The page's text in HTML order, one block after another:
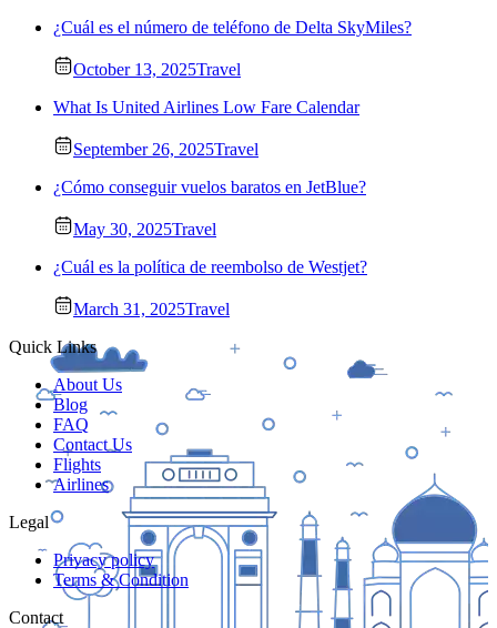
¿Cuál es el número de teléfono de Delta SkyMiles?
October 13, 2025Travel
What Is United Airlines Low Fare Calendar
September 26, 2025Travel
¿Cómo conseguir vuelos baratos en JetBlue?
May 30, 2025Travel
¿Cuál es la política de reembolso de Westjet?
March 31, 2025Travel
Quick Links
About Us
Blog
FAQ
Contact Us
Flights
Airlines
Legal
Privacy policy
Terms & Condition
Contact